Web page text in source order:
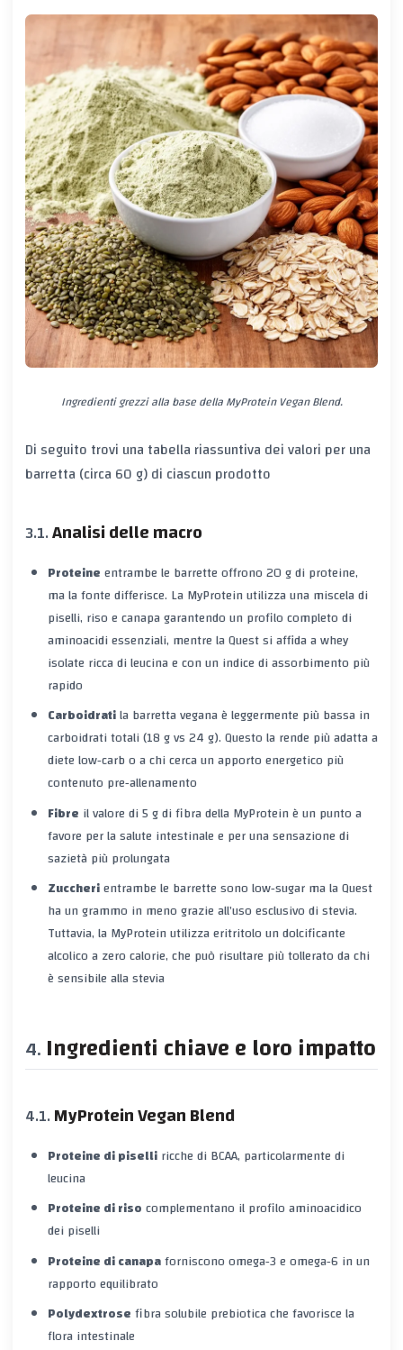
Ingredienti grezzi alla base della MyProtein Vegan Blend.
Di seguito trovi una tabella riassuntiva dei valori peruna
barretta (circa 60 g) di ciascun prodotto
Analisi delle macro
Proteineentrambe le barrette offrono 20 g di proteine,
ma la fonte differisce. La MyProtein utilizza una miscela di
piselli, riso e canapagarantendo un profilo completo di
aminoacidi essenziali, mentre la Quest si affida awhey
isolate ricca di leucina e con un indice di assorbimento più
rapido
Carboidratila barretta vegana è leggermente più bassa in
carboidrati totali (18 g vs 24 g). Questo la rende più adatta a
diete low‑carb o a chi cerca un apporto energetico più
contenuto pre‑allenamento
Fibre il valore di 5 g di fibra della MyProtein è un punto a
favore per la salute intestinale e per una sensazione di
sazietà più prolungata
Zuccherientrambe le barrette sonolow‑sugarma la Quest
ha un grammo in meno grazie all’uso esclusivo di stevia.
Tuttavia, la MyProtein utilizzaeritritoloun dolcificante
alcolico a zero calorie, che può risultare più tollerato da chi
è sensibile alla stevia
Ingredienti chiave e loro impatto
MyProtein Vegan Blend
Proteine di piselliricche di BCAA, particolarmente di
leucina
Proteine di risocomplementano il profilo aminoacidico
dei piselli
Proteine di canapaforniscono omega‑3 e omega‑6 in un
rapporto equilibrato
Polydextrosefibra solubile prebiotica che favorisce la
flora intestinale